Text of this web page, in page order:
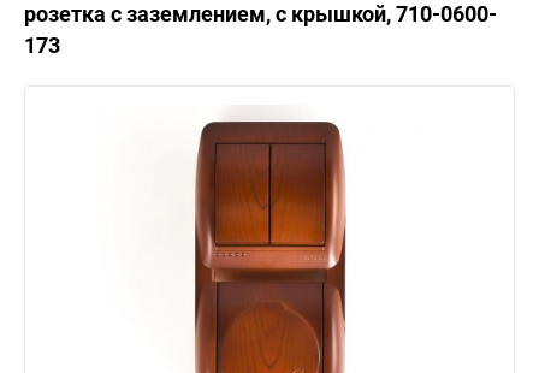
розетка с заземлением, с крышкой, 710-0600-
173